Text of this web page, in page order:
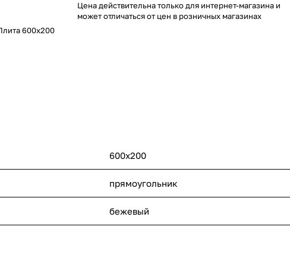
600x200
Цена действительна только для интернет-магазина и
может отличаться от цен в розничных магазинах
600x200
прямоугольник
бежевый